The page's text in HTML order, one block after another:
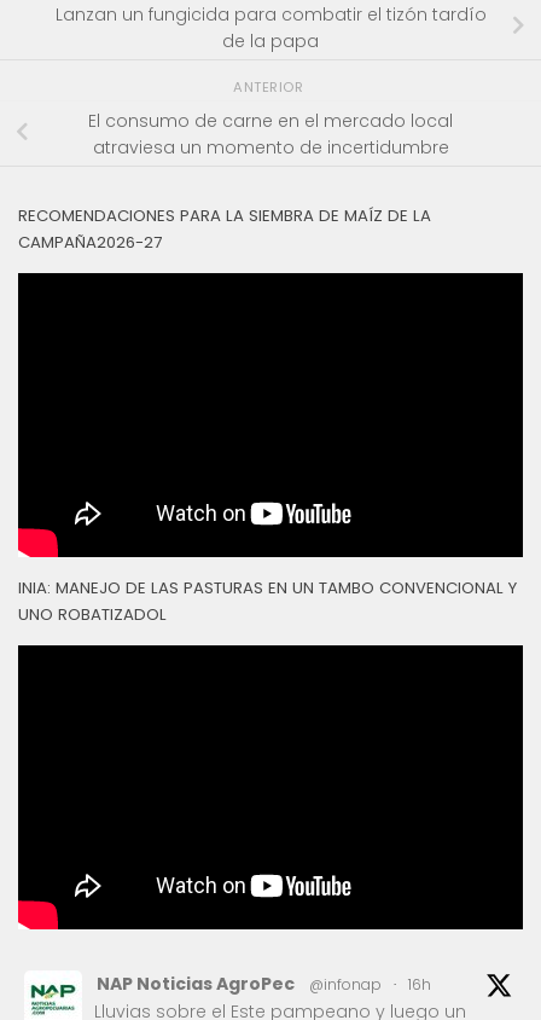
Lanzan un fungicida para combatir el tizón tardío
de la papa
ANTERIOR
El consumo de carne en el mercado local
atraviesa un momento de incertidumbre
RECOMENDACIONES PARA LA SIEMBRA DE MAÍZ DE LA
CAMPAÑA2026-27
INIA: MANEJO DE LAS PASTURAS EN UN TAMBO CONVENCIONAL Y
UNO ROBATIZADOL
NAP Noticias AgroPec @infonap · 16h
Lluvias sobre el Este pampeano y luego un